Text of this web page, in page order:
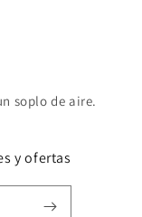
soplo de aire.
y ofertas